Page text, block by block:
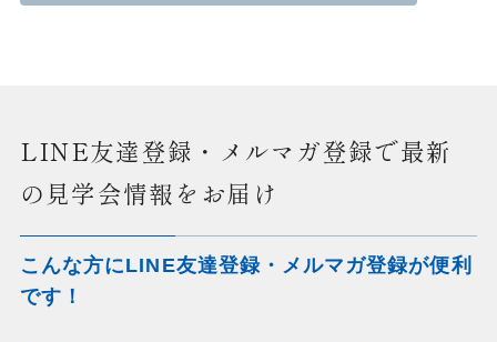
LINE友達登録・メルマガ登録で最新
の見学会情報をお届け
こんな方にLINE友達登録・メルマガ登録が便利
です！